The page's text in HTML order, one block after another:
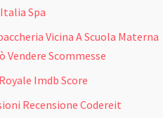
Spa
Vicina A Scuola Materna
Vendere Scommesse
Imdb Score
Recensione Codereit